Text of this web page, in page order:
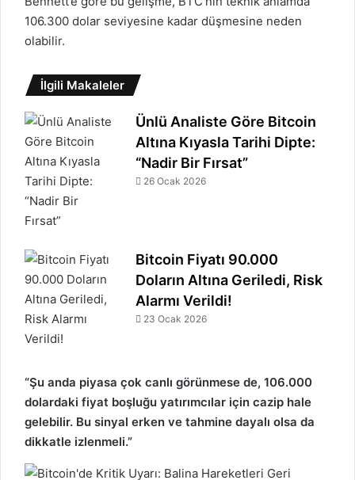
106.300 dolar seviyesine kadar düşmesine neden
olabilir.
İlgili Makaleler
Ünlü Analiste Göre Bitcoin
Altına Kıyasla Tarihi Dipte:
“Nadir Bir Fırsat”
26 Ocak 2026
Bitcoin Fiyatı 90.000
Doların Altına Geriledi, Risk
Alarmı Verildi!
23 Ocak 2026
“Şu anda piyasa çok canlı görünmese de, 106.000
dolardaki fiyat boşluğu yatırımcılar için cazip hale
gelebilir. Bu sinyal erken ve tahmine dayalı olsa da
dikkatle izlenmeli.”